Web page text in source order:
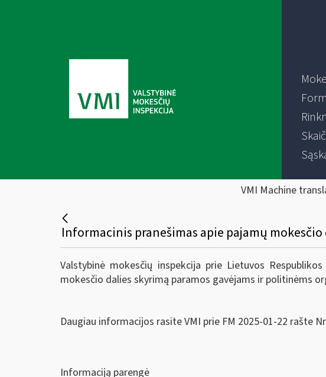
VMI Machine
Informacinis pranešimas apie pajamų
Valstybinė mokesčių inspekcija prie Lietuvos
mokesčio dalies skyrimą paramos gavėjams ir politinėms
Daugiau informacijos rasite VMI prie FM 2025-01-22 rašte
Informaciją parengė